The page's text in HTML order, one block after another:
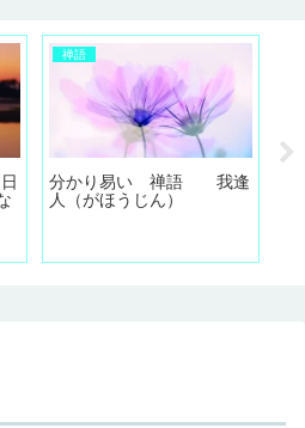
禅語
分かり易い 禅語 我逢
人（がほうじん）